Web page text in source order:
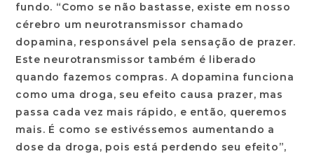
fundo. “Como se não bastasse, existe em nosso
cérebro um neurotransmissor chamado
dopamina, responsável pela sensação de prazer.
Este neurotransmissor também é liberado
quando fazemos compras. A dopamina funciona
como uma droga, seu efeito causa prazer, mas
passa cada vez mais rápido, e então, queremos
mais. É como se estivéssemos aumentando a
dose da droga, pois está perdendo seu efeito”,